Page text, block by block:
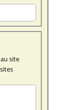
site